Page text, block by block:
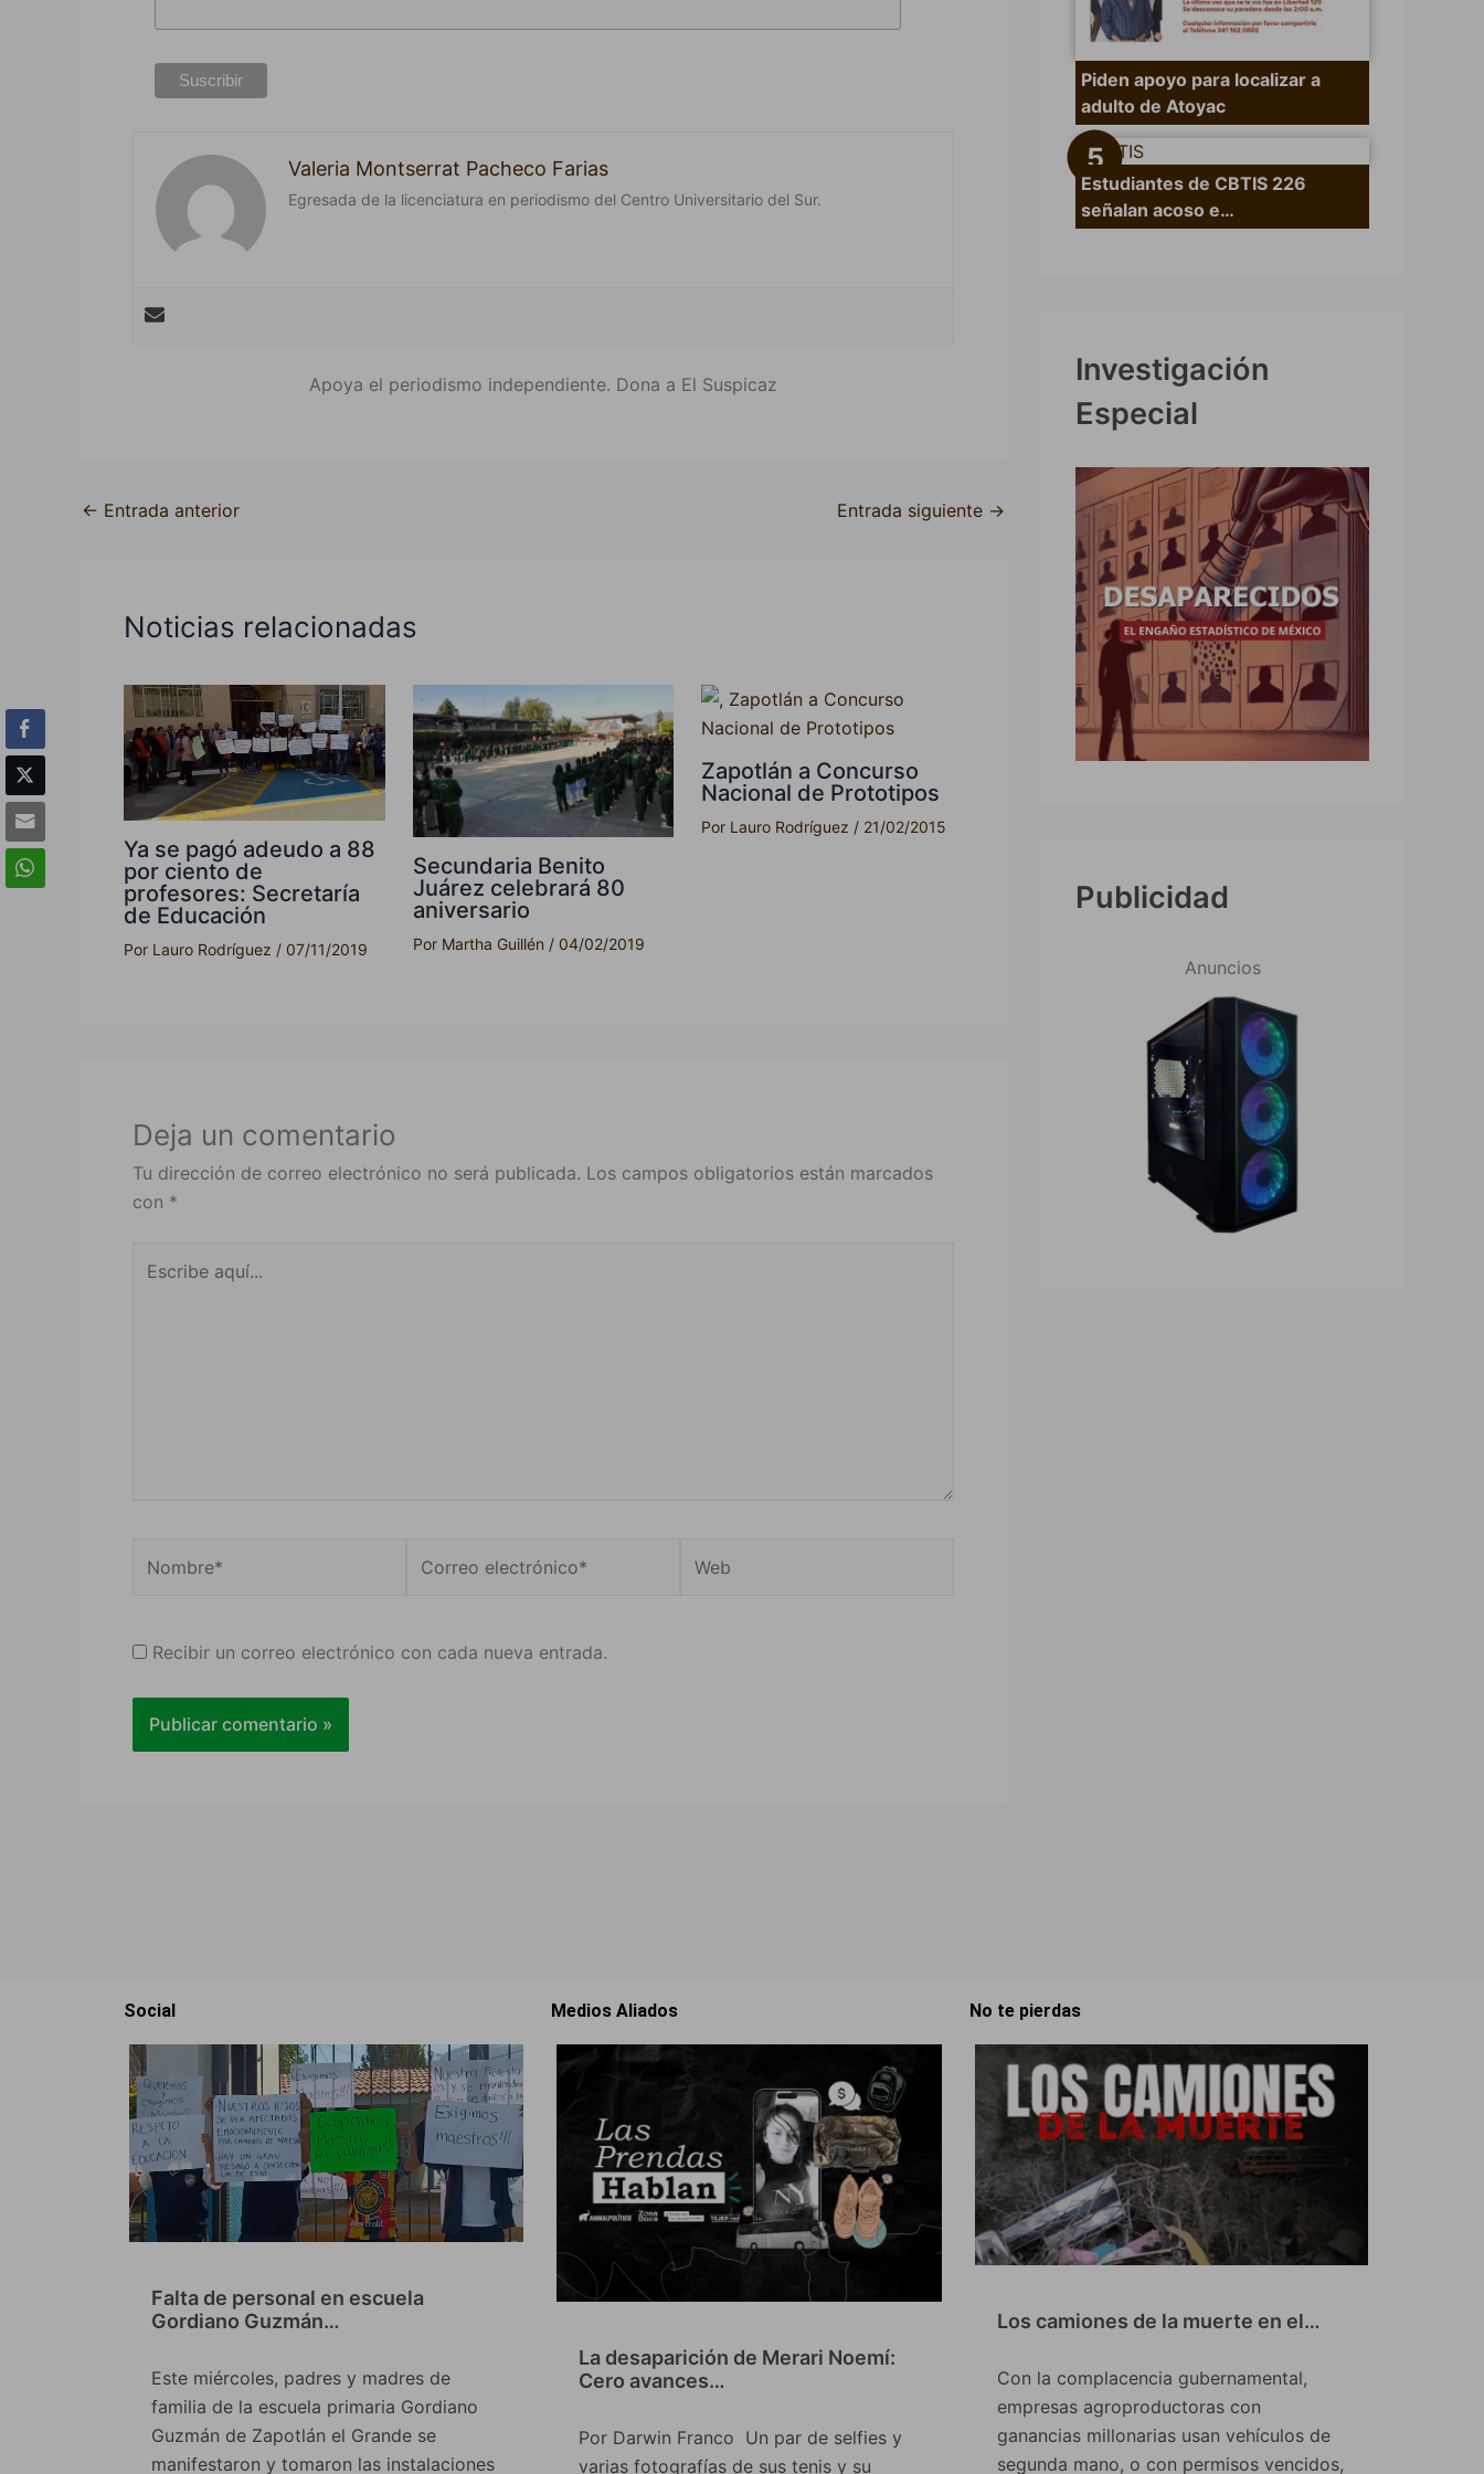
Valeria Montserrat Pacheco Farias
Egresada de la licenciatura en periodismo del Centro Universitario del Sur.
Apoya el periodismo independiente. Dona a El Suspicaz
← Entrada anterior Entrada siguiente →
Noticias relacionadas
Ya se pagó adeudo a 88
por ciento de
profesores: Secretaría
de Educación
Por Lauro Rodríguez / 07/11/2019
Secundaria Benito
Juárez celebrará 80
aniversario
Por Martha Guillén / 04/02/2019
Zapotlán a Concurso
Nacional de Prototipos
Por Lauro Rodríguez / 21/02/2015
Deja un comentario
Tu dirección de correo electrónico no será publicada. Los campos obligatorios están marcados
con *
aquí...
electrónico*
Recibir un correo electrónico con cada nueva entrada.
Piden apoyo para localizar a
adulto de Atoyac
Estudiantes de CBTIS 226
señalan acoso e…
Investigación
Especial
Publicidad
Anuncios
Social
Falta de personal en escuela
Gordiano Guzmán…
Este miércoles, padres y madres de
familia de la escuela primaria Gordiano
Guzmán de Zapotlán el Grande se
manifestaron y tomaron las instalaciones
Medios Aliados
La desaparición de Merari Noemí:
Cero avances…
Por Darwin Franco Un par de selfies y
varias fotografías de sus tenis y su
No te pierdas
Los camiones de la muerte en el…
Con la complacencia gubernamental,
empresas agroproductoras con
ganancias millonarias usan vehículos de
segunda mano, o con permisos vencidos,